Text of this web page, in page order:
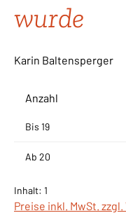
wurde
Karin Baltensperger
Anzahl
Bis 19
Ab 20
Inhalt: 1
Preise inkl. MwSt.